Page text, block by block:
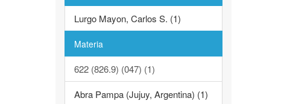
Lurgo Mayon, Carlos S. (1)
Materia
622 (826.9) (047) (1)
Abra Pampa (Jujuy, Argentina) (1)